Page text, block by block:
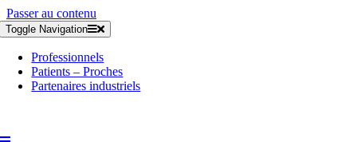
Passer au contenu
Toggle Navigation
Professionnels
Patients – Proches
Partenaires industriels